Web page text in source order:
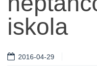
iskola
2016-04-29